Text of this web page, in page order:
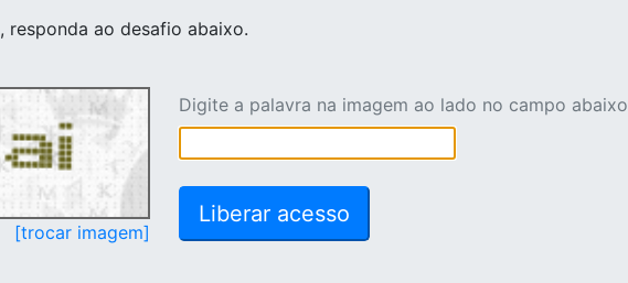
, responda ao desafio abaixo.
[trocar imagem]
Digite a palavra na imagem ao lado no campo abaixo